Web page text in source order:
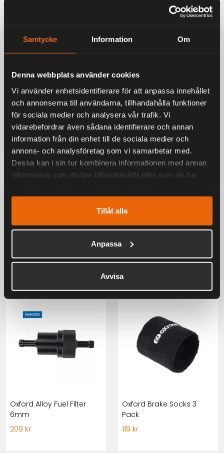
Samtycke Information Om
Denna webbplats använder cookies
Vi använder enhetsidentifierare för att anpassa innehållet
och annonserna till användarna, tillhandahålla funktioner
för sociala medier och analysera vår trafik. Vi
vidarebefordrar även sådana identifierare och annan
information från din enhet till de sociala medier och
annons- och analysföretag som vi samarbetar med.
Dessa kan i sin tur kombinera informationen med annan
information som du har tillhandahållit eller som de har
Tillåt alla
Anpassa
Avvisa
Mugg Honda
Motorcycles - 330ml
179 kr
Nyckelring Harley
Original 4,5 x 6cm
99 kr
6cm
Logo 4,5 x 6cm
99 kr
Oxford Alloy Fuel Filter
6mm
209 kr
Oxford Brake Socks 3
Pack
119 kr